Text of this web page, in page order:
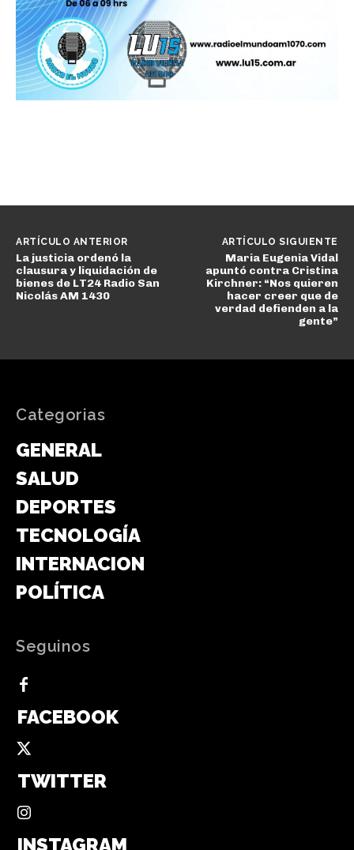
ARTÍCULO ANTERIOR
La justicia ordenó la
clausura y liquidación de
bienes de LT24 Radio San
Nicolás AM 1430
ARTÍCULO SIGUIENTE
Maria Eugenia Vidal
apuntó contra Cristina
Kirchner: “Nos quieren
hacer creer que de
verdad defienden a la
gente”
Categorias
GENERAL
SALUD
DEPORTES
TECNOLOGÍA
INTERNACIONAL
POLÍTICA
Seguinos
FACEBOOK
TWITTER
INSTAGRAM